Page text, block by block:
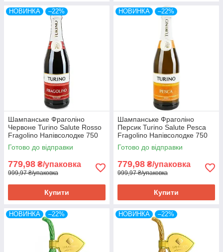
НОВИНКА –22%
Шампанське Фраголіно
Червоне Turino Salute Rosso
Fragolino Напівсолодке 750
мл Україна (6 шт/1 ящ)
Готово до відправки
779,98 ₴/упаковка
999,97 ₴/упаковка
Купити
НОВИНКА –22%
Шампанське Фраголіно
Персик Turino Salute Pesca
Fragolino Напівсолодке 750
мл Україна (6 шт/1 ящ)
Готово до відправки
779,98 ₴/упаковка
999,97 ₴/упаковка
Купити
НОВИНКА –22% НОВИНКА –22%